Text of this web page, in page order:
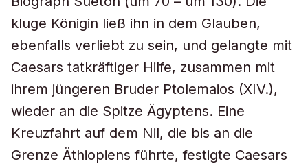
kluge Königin ließ ihn in dem Glauben,
ebenfalls verliebt zu sein, und gelangte mit
Caesars tatkräftiger Hilfe, zusammen mit
ihrem jüngeren Bruder Ptolemaios (XIV.),
wieder an die Spitze Ägyptens. Eine
Kreuzfahrt auf dem Nil, die bis an die
Grenze Äthiopiens führte, festigte Caesars